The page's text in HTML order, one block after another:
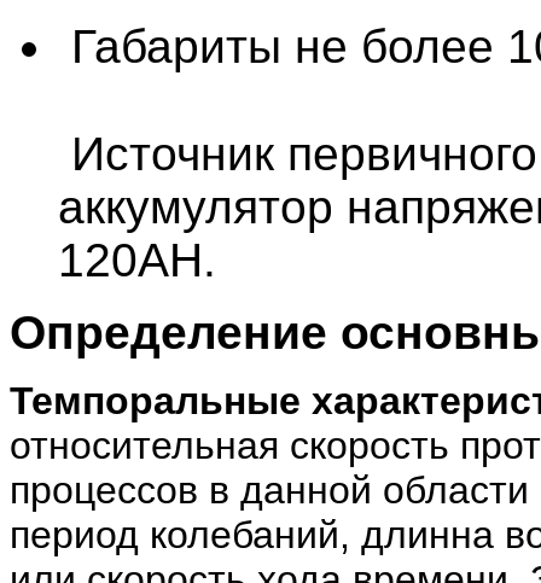
Габариты не более
Источник
аккумулятор
120AH.
Определение
Темпоральные
относительная скорость
процессов в данной
период колебаний, длинна